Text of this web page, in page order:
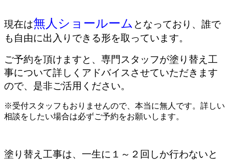
現在は無人ショールーム となっており、誰で
も自由に出入りできる形を取っています。
ご予約を頂けますと、専門スタッフが塗り替え工
事について詳しくアドバイスさせていただきます
ので、是非ご活用ください。
※受付スタッフもおりませんので、本当に無人です。詳しい
相談をしたい場合は必ずご予約をお願いします。
塗り替え工事は、一生に１～２回しか行わないと